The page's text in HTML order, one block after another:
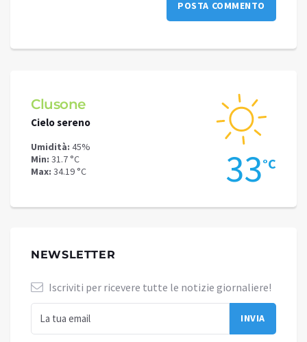
Clusone
Cielo sereno
Umidità: 45%
Min: 31.7 °C
Max: 34.19 °C 33°C
NEWSLETTER
Iscriviti per ricevere tutte le notizie giornaliere!